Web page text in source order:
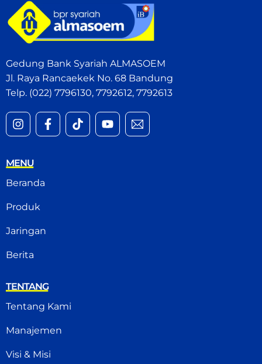
Gedung Bank Syariah ALMASOEM
Jl. Raya Rancaekek No. 68 Bandung
Telp. (022) 7796130, 7792612, 7792613
MENU
Beranda
Produk
Jaringan
Berita
TENTANG
Tentang Kami
Manajemen
Visi & Misi